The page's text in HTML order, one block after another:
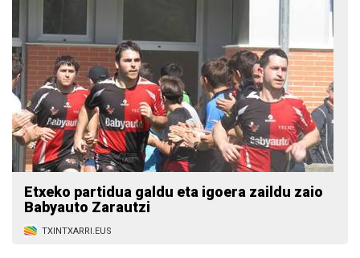
Etxeko partidua galdu eta igoera zaildu zaio
Babyauto Zarautzi
TXINTXARRI.EUS